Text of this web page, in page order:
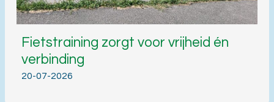
Fietstraining zorgt voor vrijheid én
verbinding
20-07-2026